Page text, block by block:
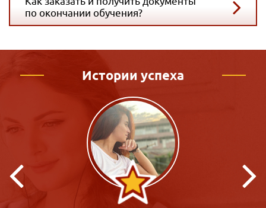
по окончании обучения?
Истории успеха